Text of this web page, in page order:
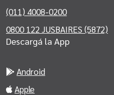
(011) 4008-0200
0800 122 JUSBAIRES (5872)
Descargá la App
Android
Apple